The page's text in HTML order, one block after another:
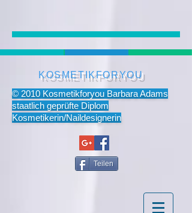
KOSMETIKFORYOU
© 2010 Kosmetikforyou Barbara Adams
staatlich geprüfte Diplom
Kosmetikerin/Naildesignerin
Teilen